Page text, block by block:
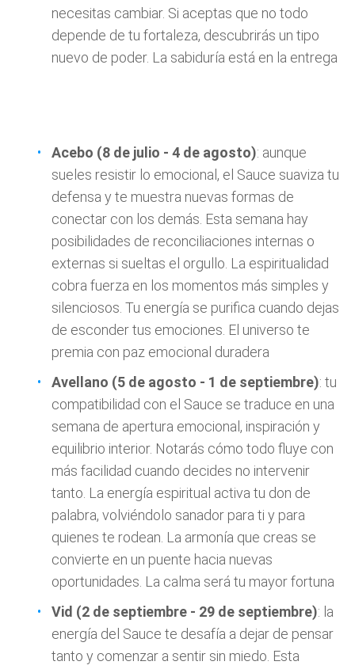
necesitas cambiar. Si aceptas que no todo
depende de tu fortaleza, descubrirás un tipo
nuevo de poder. La sabiduría está en la entrega
Acebo (8 de julio - 4 de agosto): aunque
sueles resistir lo emocional, el Sauce suaviza tu
defensa y te muestra nuevas formas de
conectar con los demás. Esta semana hay
posibilidades de reconciliaciones internas o
externas si sueltas el orgullo. La espiritualidad
cobra fuerza en los momentos más simples y
silenciosos. Tu energía se purifica cuando dejas
de esconder tus emociones. El universo te
premia con paz emocional duradera
Avellano (5 de agosto - 1 de septiembre): tu
compatibilidad con el Sauce se traduce en una
semana de apertura emocional, inspiración y
equilibrio interior. Notarás cómo todo fluye con
más facilidad cuando decides no intervenir
tanto. La energía espiritual activa tu don de
palabra, volviéndolo sanador para ti y para
quienes te rodean. La armonía que creas se
convierte en un puente hacia nuevas
oportunidades. La calma será tu mayor fortuna
Vid (2 de septiembre - 29 de septiembre): la
energía del Sauce te desafía a dejar de pensar
tanto y comenzar a sentir sin miedo. Esta